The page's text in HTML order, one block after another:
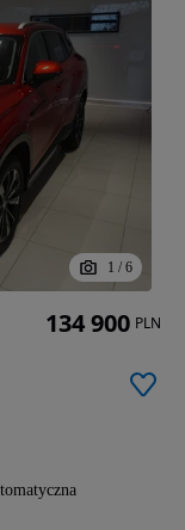
1 / 6
134 900 PLN